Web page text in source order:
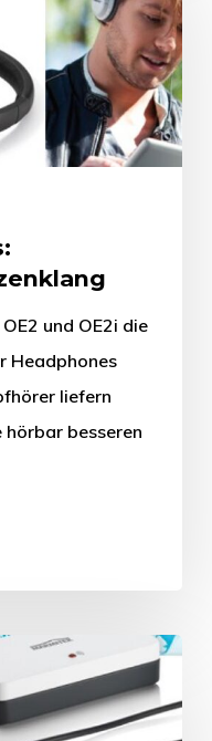
und OE2i die
Headphones
liefern
besseren